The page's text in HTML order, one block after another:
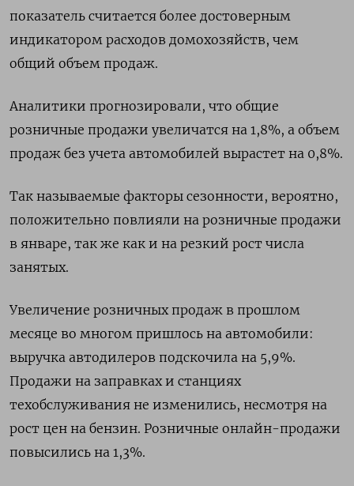
показатель считается более достоверным
индикатором расходов домохозяйств, чем
общий объем продаж.
Аналитики прогнозировали, что общие
розничные продажи увеличатся на 1,8%, а объем
продаж без учета автомобилей вырастет на 0,8%.
Так называемые факторы сезонности, вероятно,
положительно повлияли на розничные продажи
в январе, так же как и на резкий рост числа
занятых.
Увеличение розничных продаж в прошлом
месяце во многом пришлось на автомобили:
выручка автодилеров подскочила на 5,9%.
Продажи на заправках и станциях
техобслуживания не изменились, несмотря на
рост цен на бензин. Розничные онлайн-продажи
повысились на 1,3%.